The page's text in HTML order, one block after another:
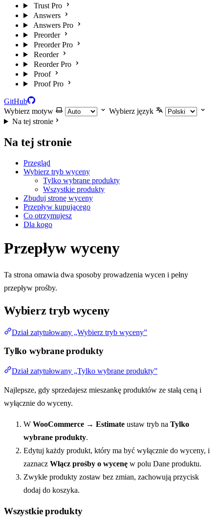
Trust Pro
Answers
Answers Pro
Preorder
Preorder Pro
Reorder
Reorder Pro
Proof
Proof Pro
GitHub
Wybierz motyw
Wybierz język
Na tej stronie
Na tej stronie
Przegląd
Wybierz tryb wyceny
Tylko wybrane produkty
Wszystkie produkty
Zbuduj stronę wyceny
Przepływ kupującego
Co otrzymujesz
Dla kogo
Przepływ wyceny
Ta strona omawia dwa sposoby prowadzenia wycen i pełny
przepływ prośby.
Wybierz tryb wyceny
Dział zatytułowany „Wybierz tryb wyceny”
Tylko wybrane produkty
Dział zatytułowany „Tylko wybrane produkty”
Najlepsze, gdy sprzedajesz mieszankę produktów ze stałą ceną i
wyłącznie do wyceny.
W WooCommerce → Estimate ustaw tryb na Tylko
wybrane produkty.
Edytuj każdy produkt, który ma być wyłącznie do wyceny, i
zaznacz Włącz prośby o wycenę w polu Dane produktu.
Zwykłe produkty zostaw bez zmian, zachowują przycisk
dodaj do koszyka.
Wszystkie produkty